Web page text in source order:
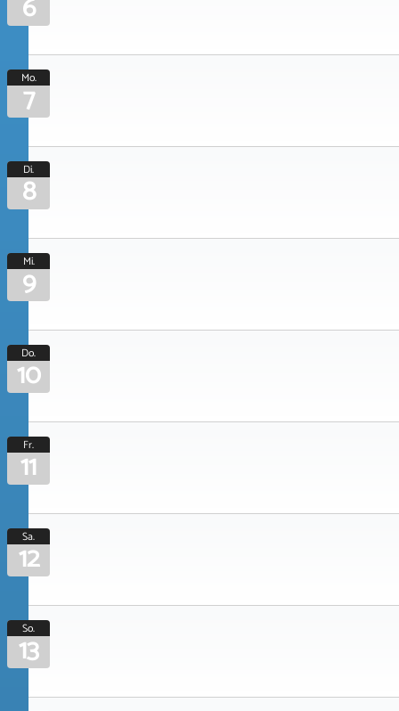
Mo.
7
Di.
8
Mi.
9
Do.
10
Fr.
11
Sa.
12
So.
13